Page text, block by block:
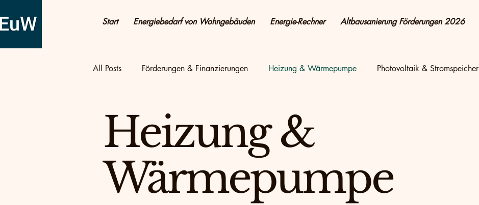
Start Energiebedarf von Wohngebäuden Energie-Rechner Altbausanierung Förderungen 2026
All Posts Förderungen & Finanzierungen Heizung & Wärmepumpe Photovoltaik & Stromspeicher
Photovoltaik & Strom Energie sparen & Kosten senken
Energie sparen Energie sparen Energieeffizienz Energie & Wohnen + Sanierung
Heizung &
Wärmepumpe